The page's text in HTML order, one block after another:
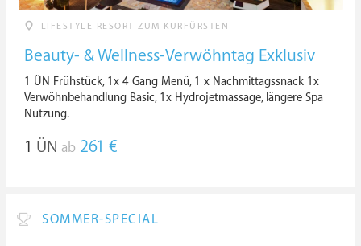
LIFESTYLE RESORT ZUM KURFÜRSTEN
Beauty- & Wellness-Verwöhntag Exklusiv
1 ÜN Frühstück, 1x 4 Gang Menü, 1 x Nachmittagssnack 1x
Verwöhnbehandlung Basic, 1x Hydrojetmassage, längere Spa
Nutzung.
1 ÜN ab 261 €
SOMMER-SPECIAL